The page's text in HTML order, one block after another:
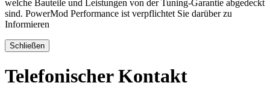
welche Bauteile und Leistungen von der Tuning-Garantie abgedeckt
sind. PowerMod Performance ist verpflichtet Sie darüber zu
Informieren
Schließen
Telefonischer Kontakt